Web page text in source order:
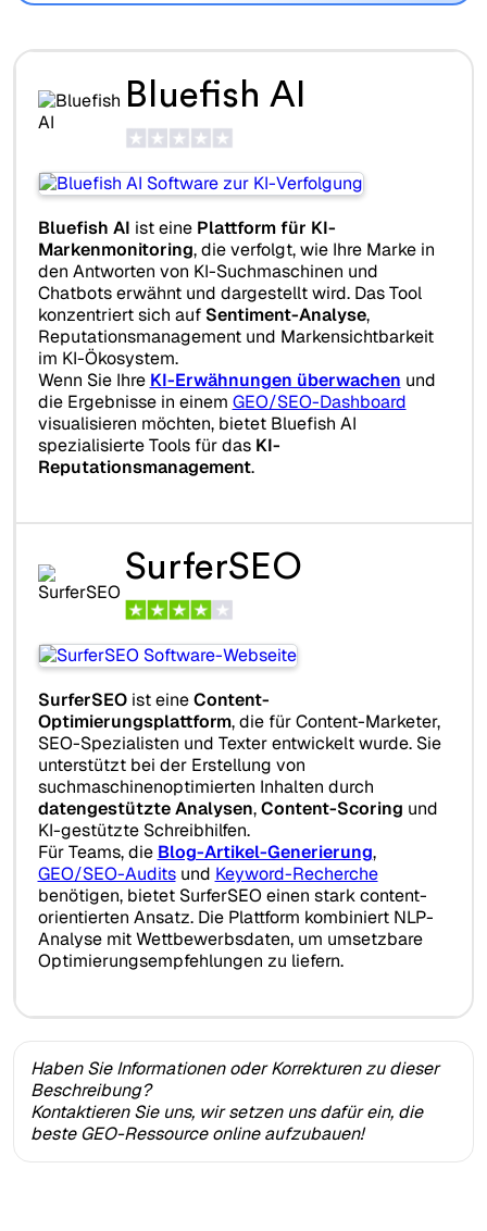
Bluefish AI
Bluefish AI ist eine Plattform für KI-
Markenmonitoring, die verfolgt, wie Ihre Marke in
den Antworten von KI-Suchmaschinen und
Chatbots erwähnt und dargestellt wird. Das Tool
konzentriert sich auf Sentiment-Analyse,
Reputationsmanagement und Markensichtbarkeit
im KI-Ökosystem.
Wenn Sie Ihre KI-Erwähnungen überwachen und
die Ergebnisse in einem GEO/SEO-Dashboard
visualisieren möchten, bietet Bluefish AI
spezialisierte Tools für das KI-
Reputationsmanagement.
SurferSEO
SurferSEOist eineContent-
Optimierungsplattform, die für Content-Marketer,
SEO-Spezialisten und Texter entwickelt wurde. Sie
unterstützt bei der Erstellung von
suchmaschinenoptimierten Inhalten durch
datengestützte Analysen,Content-Scoring und
KI-gestützte Schreibhilfen.
Für Teams, die Blog-Artikel-Generierung,
GEO/SEO-Auditsund Keyword-Recherche
benötigen, bietet SurferSEO einen stark content-
orientierten Ansatz. Die Plattform kombiniert NLP-
Analyse mit Wettbewerbsdaten, um umsetzbare
Optimierungsempfehlungen zu liefern.
Haben Sie Informationen oder Korrekturen zu dieser
Beschreibung?
Kontaktieren Sie uns, wir setzen uns dafür ein, die
beste GEO-Ressource online aufzubauen!